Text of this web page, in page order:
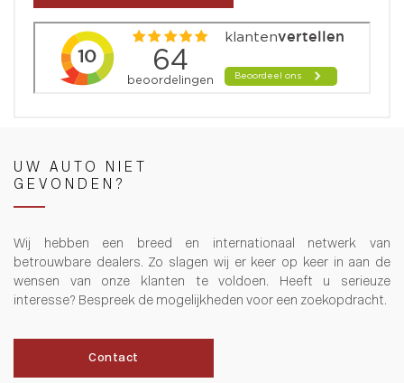
UW AUTO NIET
GEVONDEN?
Wij hebben een breed en internationaal netwerk van
betrouwbare dealers. Zo slagen wij er keer op keer in aan de
wensen van onze klanten te voldoen. Heeft u serieuze
interesse? Bespreek de mogelijkheden voor een zoekopdracht.
Contact